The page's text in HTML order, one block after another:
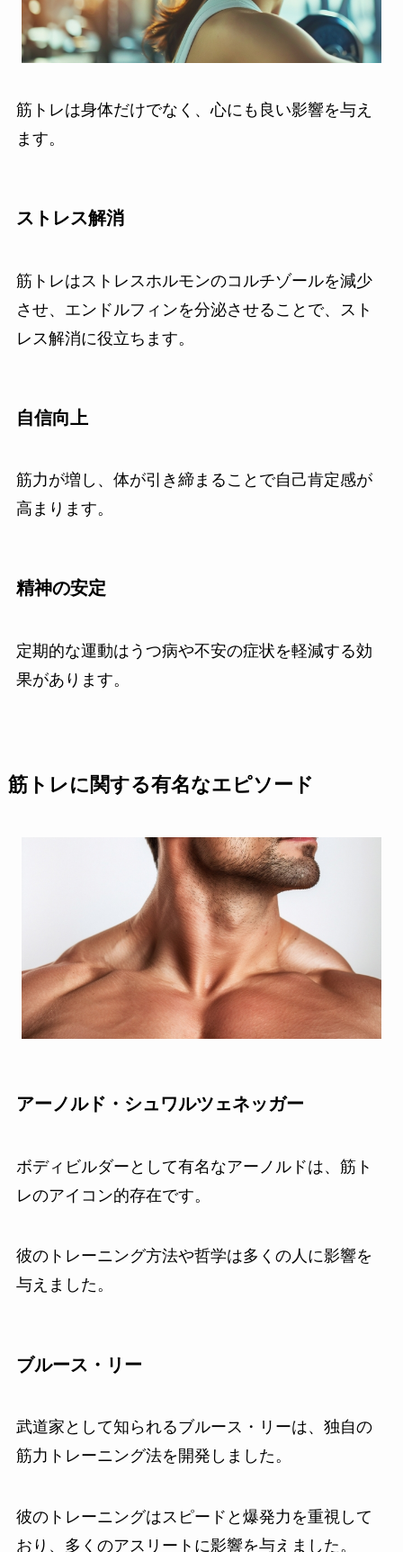
筋トレは身体だけでなく、心にも良い影響を与え
ます。
ストレス解消
筋トレはストレスホルモンのコルチゾールを減少
させ、エンドルフィンを分泌させることで、スト
レス解消に役立ちます。
自信向上
筋力が増し、体が引き締まることで自己肯定感が
高まります。
精神の安定
定期的な運動はうつ病や不安の症状を軽減する効
果があります。
筋トレに関する有名なエピソード
アーノルド・シュワルツェネッガー
ボディビルダーとして有名なアーノルドは、筋ト
レのアイコン的存在です。
彼のトレーニング方法や哲学は多くの人に影響を
与えました。
ブルース・リー
武道家として知られるブルース・リーは、独自の
筋力トレーニング法を開発しました。
彼のトレーニングはスピードと爆発力を重視して
おり、多くのアスリートに影響を与えました。